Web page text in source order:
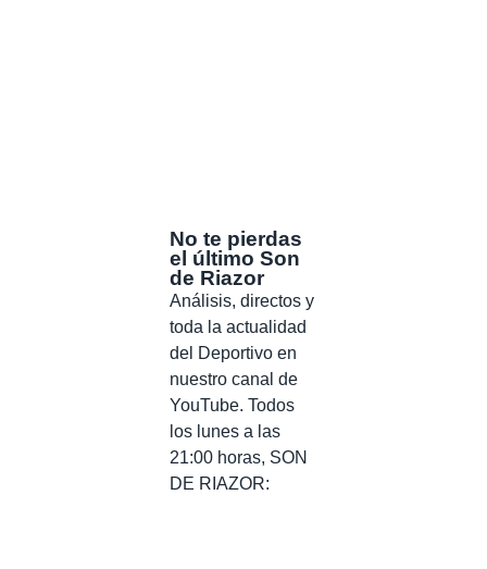
No te pierdas
el último Son
de Riazor
Análisis, directos y
toda la actualidad
del Deportivo en
nuestro canal de
YouTube. Todos
los lunes a las
21:00 horas, SON
DE RIAZOR: